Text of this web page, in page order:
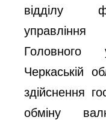
відділу
Черкаській
здійснення
обміну